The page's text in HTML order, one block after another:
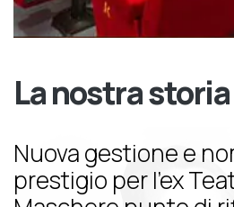
La nostra storia
Nuova gestione e
prestigio per l’ex